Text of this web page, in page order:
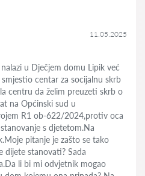
11.05.2025
u Dječjem domu Lipik već
centar za socijalnu skrb
centru da želim preuzeti skrb o
na Općinski sud u
R1 ob-622/2024,protiv oca
s djetetom.Na
pitanje je zašto se tako
dijete stanovati? Sada
li bi mi odvjetnik mogao